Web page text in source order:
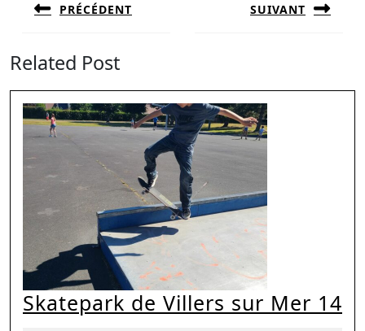
PRÉCÉDENT
post:
SUIVANT
Related Post
Skatepark de Villers sur Mer 14